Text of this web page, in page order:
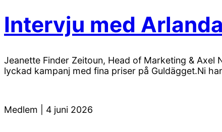
Intervju med
Jeanette Finder Zeitoun, Head of Marketing &
lyckad kampanj med fina priser på Guldägget.Ni
Medlem 4 juni 2026